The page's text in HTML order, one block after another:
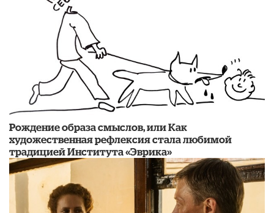
Рождение образа смыслов, или Как
художественная рефлексия стала любимой
традицией Института «Эврика»